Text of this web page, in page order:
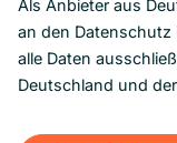
Als Anbieter aus
an den Datenschutz
alle Daten
Deutschland und